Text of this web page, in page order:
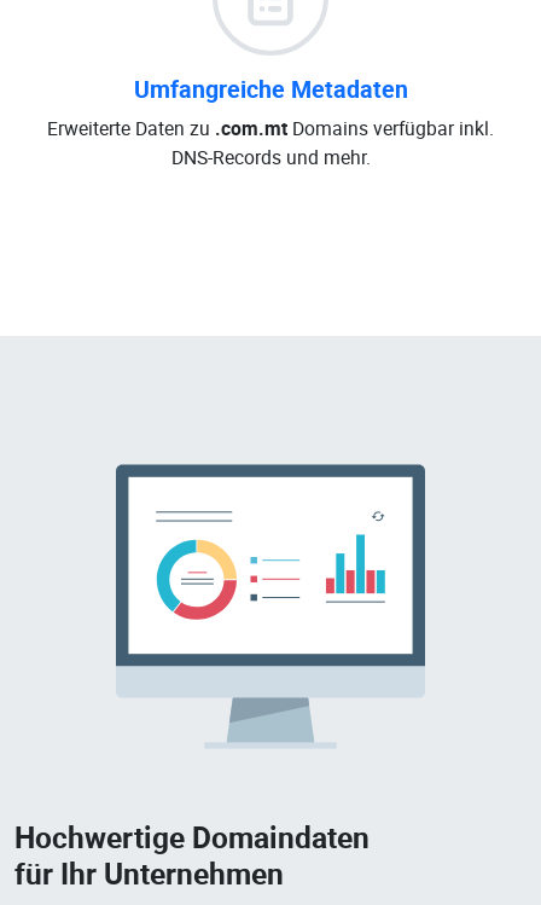
Umfangreiche Metadaten
Erweiterte Daten zu .com.mt Domains verfügbar inkl.
DNS-Records und mehr.
Hochwertige Domaindaten
für Ihr Unternehmen